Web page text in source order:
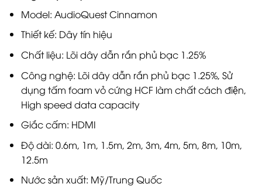
Model: AudioQuest Cinnamon
Thiết kế: Dây tín hiệu
Chất liệu: Lõi dây dẫn rắn phủ bạc 1.25%
Công nghệ: Lõi dây dẫn rắn phủ bạc 1.25%, Sử
dụng tấm foam vỏ cứng HCF làm chất cách điện,
High speed data capacity
Giắc cấm: HDMI
Độ dài: 0.6m, 1m, 1.5m, 2m, 3m, 4m, 5m, 8m, 10m,
12.5m
Nước sản xuất: Mỹ/Trung Quốc